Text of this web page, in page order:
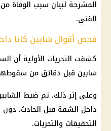
المشرحة لبيان سبب الوفاة
الفني.
فحص أقوال شابين كانا
كشفت التحريات الأولية أن
شابين قبل دقائق من
وعلى إثر ذلك، تم ضبط
داخل الشقة قبل الحادث،
التحقيقات والتحريات.